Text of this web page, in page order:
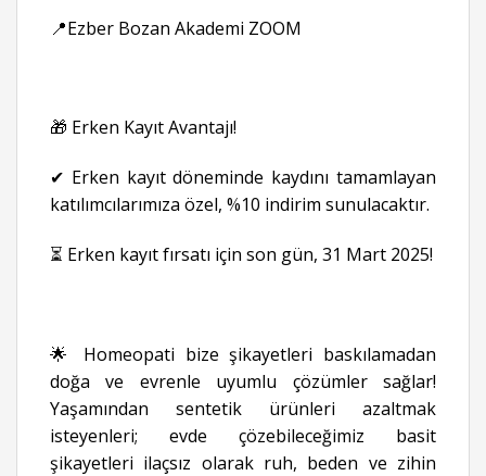
📍Ezber Bozan Akademi ZOOM
🎁 Erken Kayıt Avantajı!
✔ Erken kayıt döneminde kaydını tamamlayan
katılımcılarımıza özel, %10 indirim sunulacaktır.
⏳ Erken kayıt fırsatı için son gün, 31 Mart 2025!
🌟 Homeopati bize şikayetleri baskılamadan
doğa ve evrenle uyumlu çözümler sağlar!
Yaşamından sentetik ürünleri azaltmak
isteyenleri; evde çözebileceğimiz basit
şikayetleri ilaçsız olarak ruh, beden ve zihin